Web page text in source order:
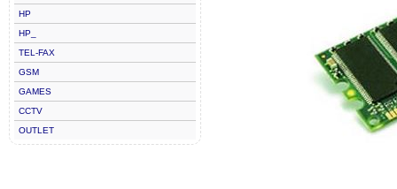
HP
HP_
TEL-FAX
GSM
GAMES
CCTV
OUTLET